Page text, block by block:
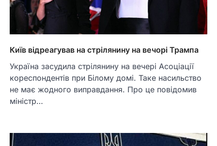
Київ відреагував на стрілянину на вечорі Трампа
Україна засудила стрілянину на вечері Асоціації
кореспондентів при Білому домі. Таке насильство
не має жодного виправдання. Про це повідомив
міністр…